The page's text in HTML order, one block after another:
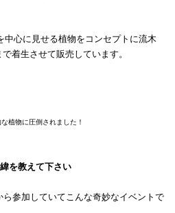
心に見せる植物をコンセプトに流木
着生させて販売しています。
植物に圧倒されました！
を教えて下さい
参加していてこんな奇妙なイベントで